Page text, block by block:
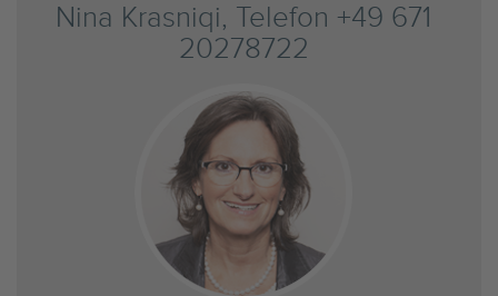
Nina Krasniqi, Telefon +49 671
20278722